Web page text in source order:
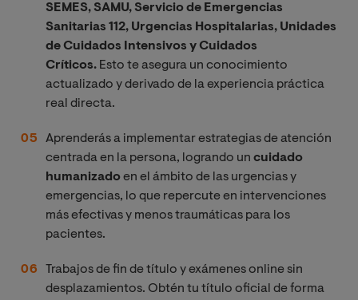
SEMES, SAMU, Servicio de Emergencias
Sanitarias 112, Urgencias Hospitalarias, Unidades
de Cuidados Intensivos y Cuidados
Críticos. Esto te asegura un conocimiento
actualizado y derivado de la experiencia práctica
real directa.
Aprenderás a implementar estrategias de atención
centrada en la persona, logrando un cuidado
humanizadoen el ámbito de las urgencias y
emergencias, lo que repercute en intervenciones
más efectivas y menos traumáticas para los
pacientes.
Trabajos de fin de título y exámenes online sin
desplazamientos. Obtén tu título oficial de forma